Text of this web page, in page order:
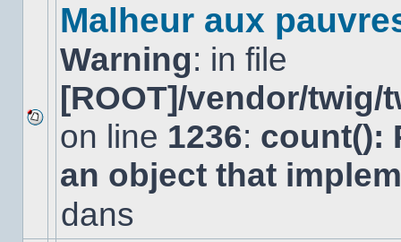
Aucun
nouveau
message
non-
dans
Malheur aux
Warning: in file
[ROOT]/vendor/
on line 1236: count():
an object that
dans